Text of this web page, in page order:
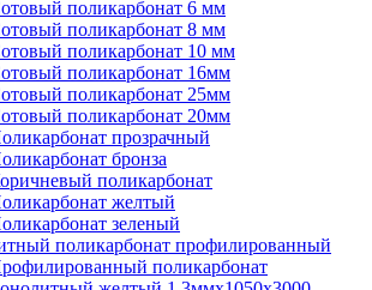
поликарбонат 6 мм
поликарбонат 8 мм
поликарбонат 10 мм
поликарбонат 16мм
поликарбонат 25мм
поликарбонат 20мм
прозрачный
бронза
поликарбонат
желтый
зеленый
поликарбонат профилированный
поликарбонат